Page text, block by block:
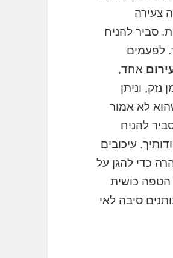
צעירה
סביר להניח
לפעמים
אחד,
וניתן
לא אמור
להניח
עיכובים
כדי להגן על
הטפה כושית
סיבה לאי